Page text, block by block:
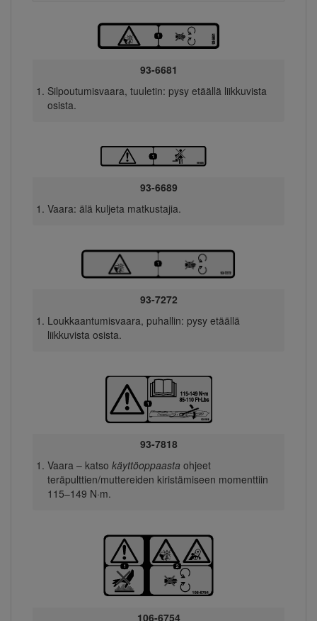
93-6681
Silpoutumisvaara, tuuletin: pysy etäällä liikkuvista
osista.
93-6689
Vaara: älä kuljeta matkustajia.
93-7272
Loukkaantumisvaara, puhallin: pysy etäällä
liikkuvista osista.
93-7818
Vaara – katso käyttöoppaasta ohjeet
teräpulttien/muttereiden kiristämiseen momenttiin
115–149 N·m.
106-6754